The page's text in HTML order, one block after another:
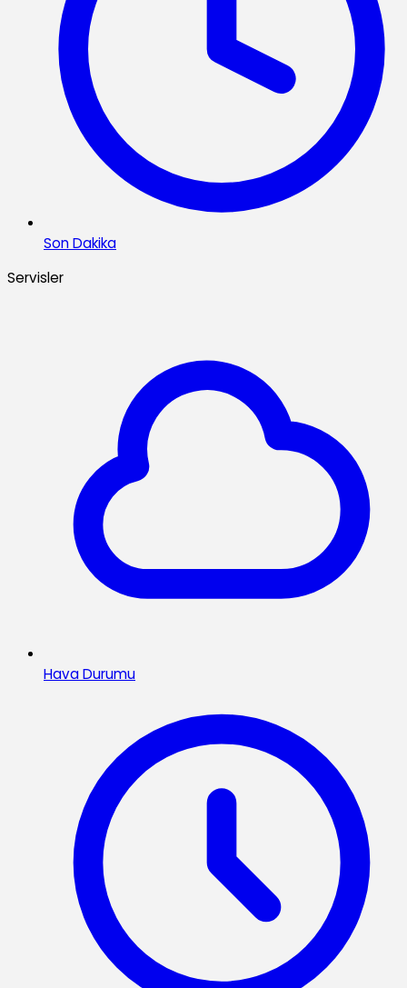
Son Dakika
Servisler
Hava Durumu